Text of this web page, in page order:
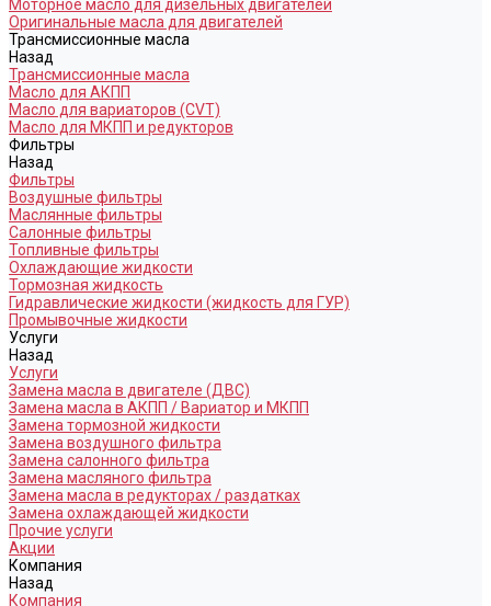
Моторное масло для дизельных двигателей
Оригинальные масла для двигателей
Трансмиссионные масла
Назад
Трансмиссионные масла
Масло для АКПП
Масло для вариаторов (CVT)
Масло для МКПП и редукторов
Фильтры
Назад
Фильтры
Воздушные фильтры
Маслянные фильтры
Салонные фильтры
Топливные фильтры
Охлаждающие жидкости
Тормозная жидкость
Гидравлические жидкости (жидкость для ГУР)
Промывочные жидкости
Услуги
Назад
Услуги
Замена масла в двигателе (ДВС)
Замена масла в АКПП / Вариатор и МКПП
Замена тормозной жидкости
Замена воздушного фильтра
Замена салонного фильтра
Замена масляного фильтра
Замена масла в редукторах / раздатках
Замена охлаждающей жидкости
Прочие услуги
Акции
Компания
Назад
Компания